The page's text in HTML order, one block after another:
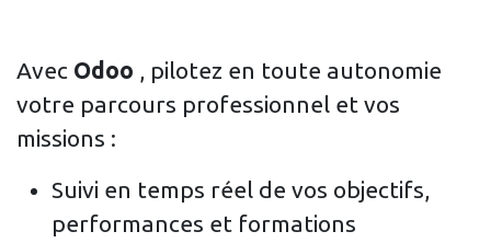
Avec Odoo , pilotez en toute autonomie
votre parcours professionnel et vos
missions :
Suivi en temps réel de vos objectifs,
performances et formations